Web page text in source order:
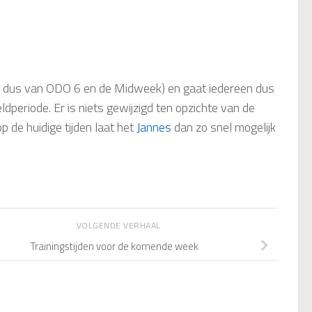
van ODO 6 en de Midweek) en gaat iedereen dus
Er is niets gewijzigd ten opzichte van de
de huidige tijden laat het Jannes dan zo snel mogelijk
VOLGENDE VERHAAL
Trainingstijden voor de komende week